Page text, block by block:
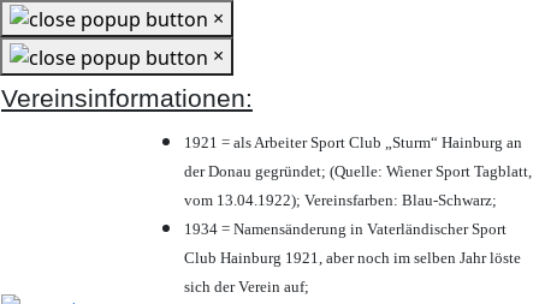
×
×
Vereinsinformationen:
1921 = als Arbeiter Sport Club „Sturm“ Hainburg an
der Donau gegründet; (Quelle: Wiener Sport Tagblatt,
vom 13.04.1922); Vereinsfarben: Blau-Schwarz;
1934 = Namensänderung in Vaterländischer Sport
Club Hainburg 1921, aber noch im selben Jahr löste
sich der Verein auf;